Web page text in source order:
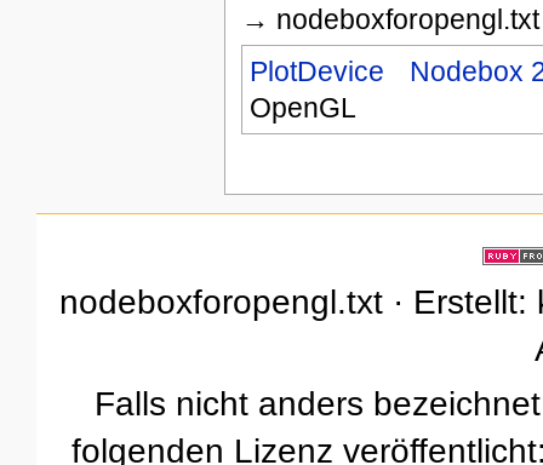
→ nodeboxforopengl.txt
PlotDevice
Nodebox
OpenGL
nodeboxforopengl.txt ·
Falls nicht anders
folgenden Lizenz